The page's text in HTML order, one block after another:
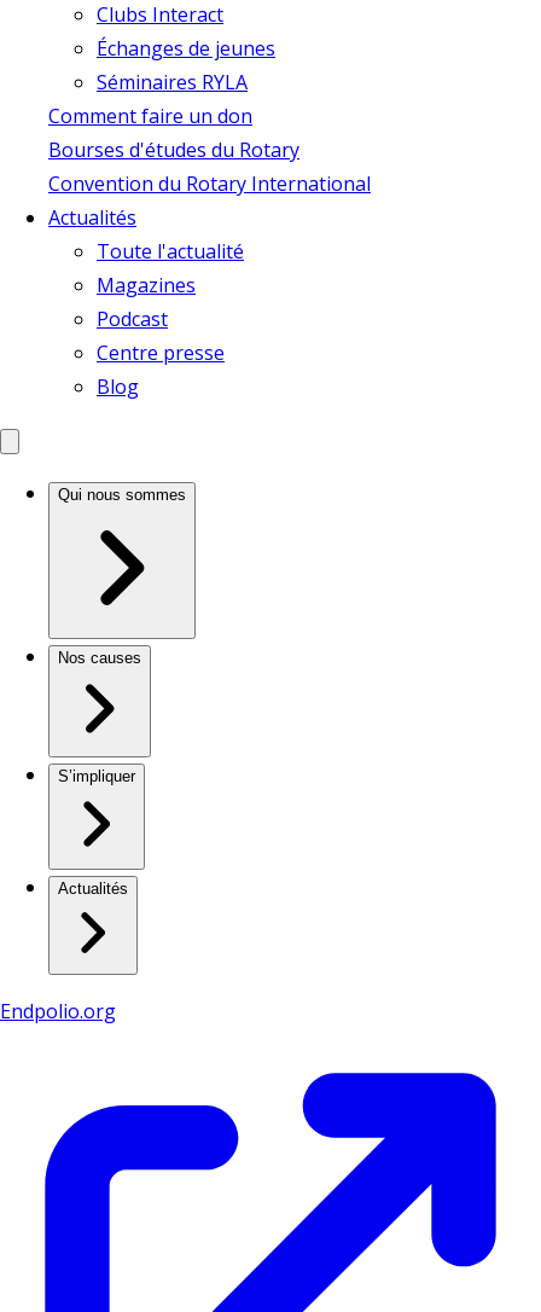
Clubs Interact
Échanges de jeunes
Séminaires RYLA
Comment faire un don
Bourses d'études du Rotary
Convention du Rotary International
Actualités
Toute l'actualité
Magazines
Podcast
Centre presse
Blog
Qui nous sommes
Nos causes
S’impliquer
Actualités
Endpolio.org